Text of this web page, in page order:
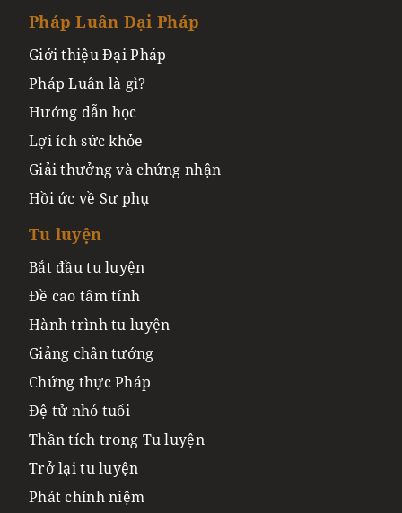
Pháp Luân Đại Pháp
Giới thiệu Đại Pháp
Pháp Luân là gì?
Hướng dẫn học
Lợi ích sức khỏe
Giải thưởng và chứng nhận
Hồi ức về Sư phụ
Tu luyện
Bắt đầu tu luyện
Đề cao tâm tính
Hành trình tu luyện
Giảng chân tướng
Chứng thực Pháp
Đệ tử nhỏ tuổi
Thần tích trong Tu luyện
Trở lại tu luyện
Phát chính niệm